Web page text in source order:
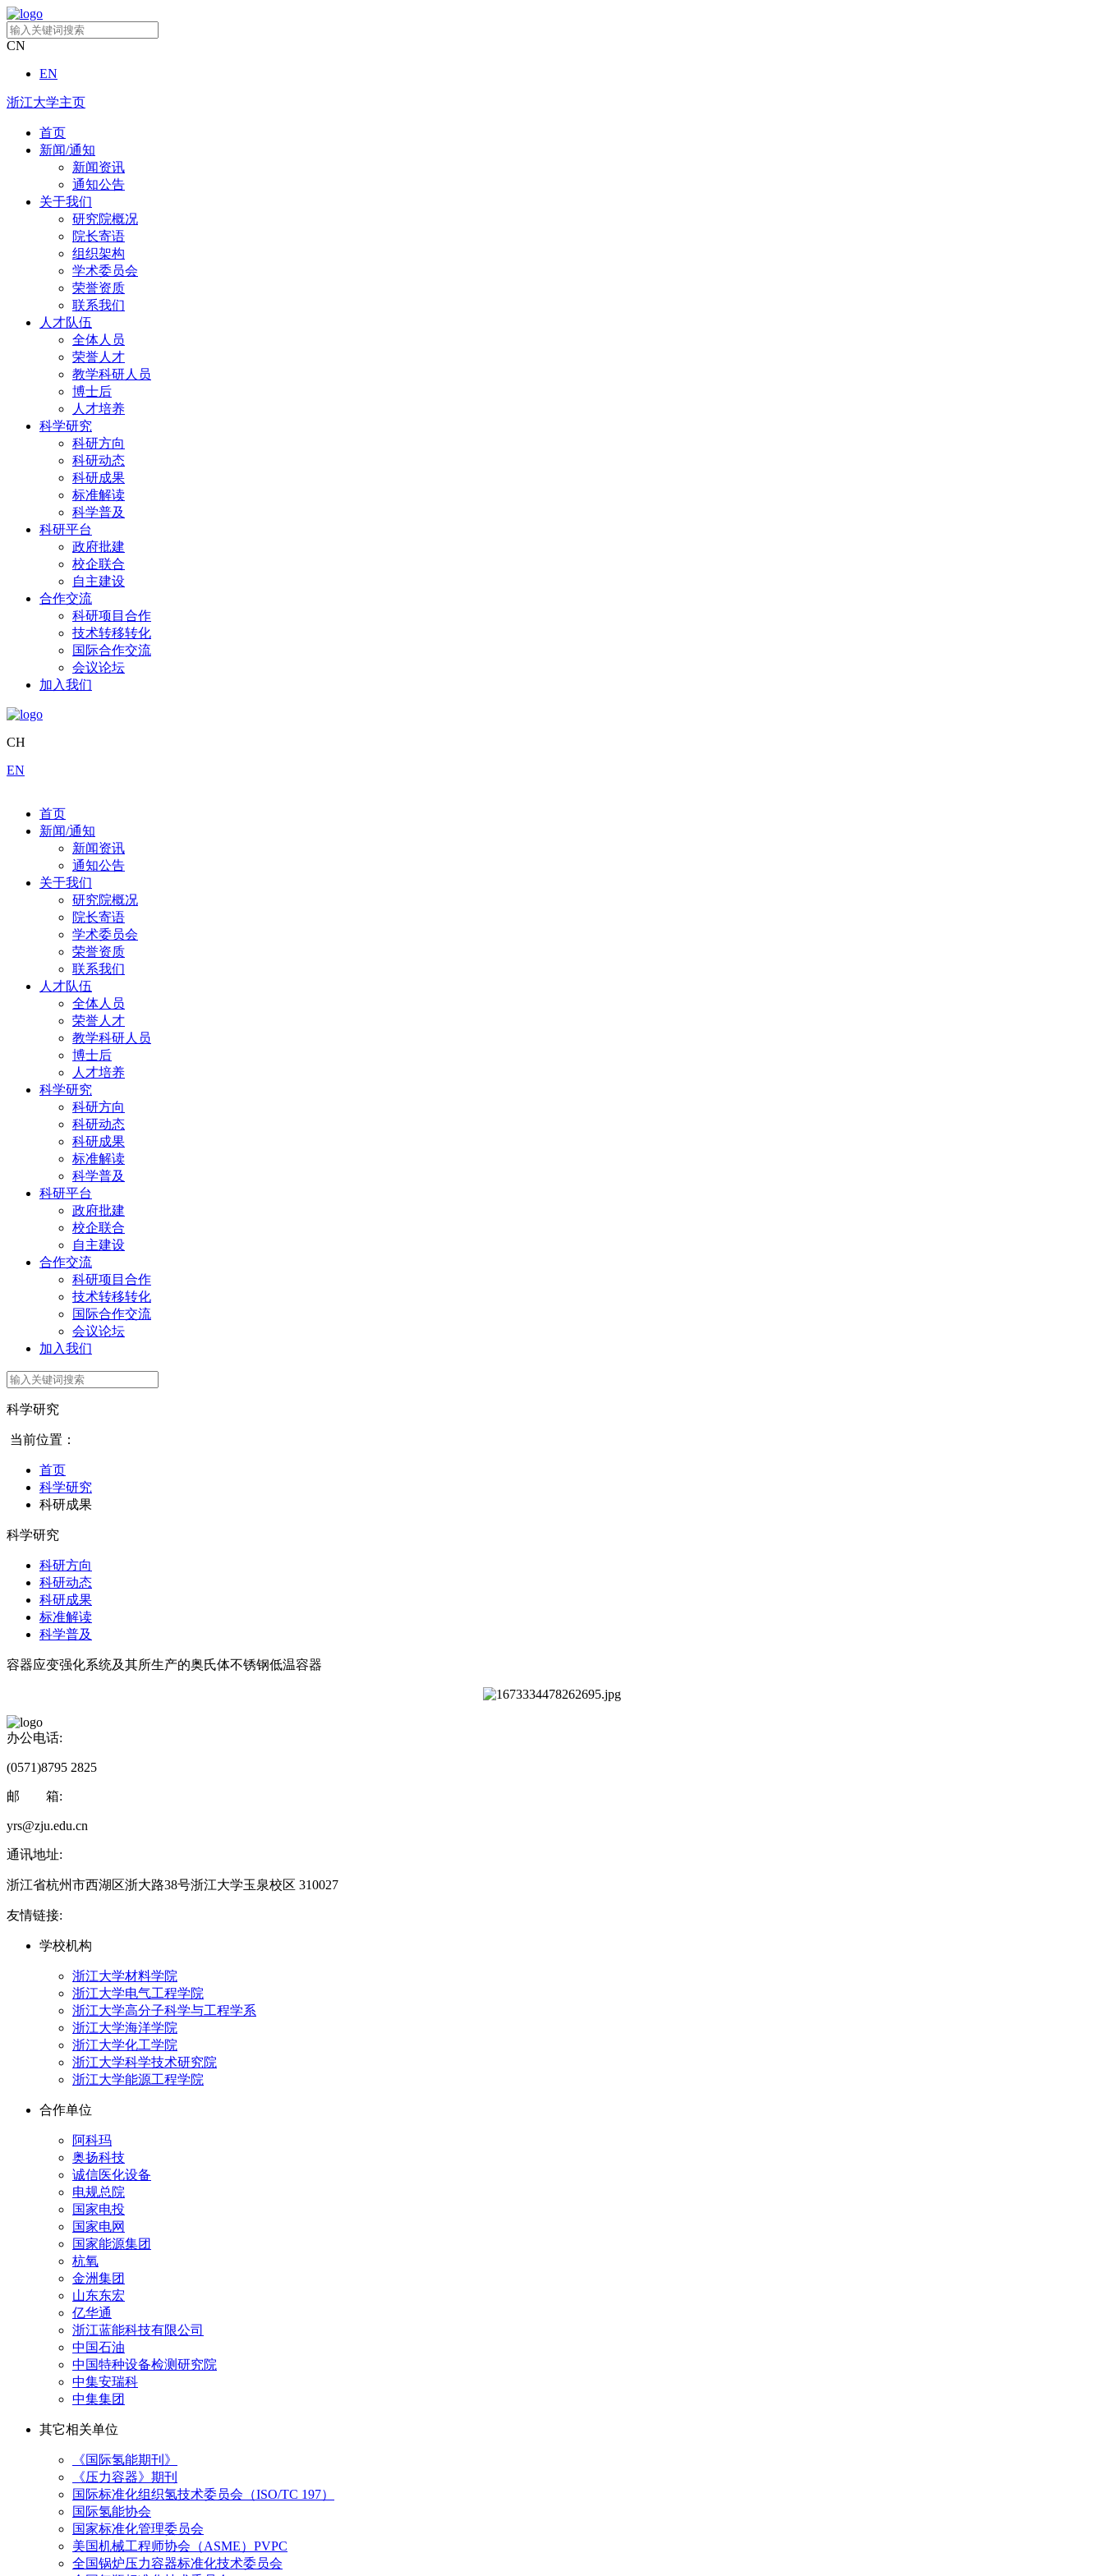
CN
EN
浙江大学主页
首页
新闻/通知
新闻资讯
通知公告
关于我们
研究院概况
院长寄语
组织架构
学术委员会
荣誉资质
联系我们
人才队伍
全体人员
荣誉人才
教学科研人员
博士后
人才培养
科学研究
科研方向
科研动态
科研成果
标准解读
科学普及
科研平台
政府批建
校企联合
自主建设
合作交流
科研项目合作
技术转移转化
国际合作交流
会议论坛
加入我们
CH
EN
首页
新闻/通知
新闻资讯
通知公告
关于我们
研究院概况
院长寄语
学术委员会
荣誉资质
联系我们
人才队伍
全体人员
荣誉人才
教学科研人员
博士后
人才培养
科学研究
科研方向
科研动态
科研成果
标准解读
科学普及
科研平台
政府批建
校企联合
自主建设
合作交流
科研项目合作
技术转移转化
国际合作交流
会议论坛
加入我们
科学研究
当前位置：
首页
科学研究
科研成果
科学研究
科研方向
科研动态
科研成果
标准解读
科学普及
容器应变强化系统及其所生产的奥氏体不锈钢低温容器
办公电话:
(0571)8795 2825
邮 箱:
yrs@zju.edu.cn
通讯地址:
浙江省杭州市西湖区浙大路38号浙江大学玉泉校区 310027
友情链接:
学校机构
浙江大学材料学院
浙江大学电气工程学院
浙江大学高分子科学与工程学系
浙江大学海洋学院
浙江大学化工学院
浙江大学科学技术研究院
浙江大学能源工程学院
合作单位
阿科玛
奥扬科技
诚信医化设备
电规总院
国家电投
国家电网
国家能源集团
杭氧
金洲集团
山东东宏
亿华通
浙江蓝能科技有限公司
中国石油
中国特种设备检测研究院
中集安瑞科
中集集团
其它相关单位
《国际氢能期刊》
《压力容器》期刊
国际标准化组织氢技术委员会（ISO/TC 197）
国际氢能协会
国家标准化管理委员会
美国机械工程师协会（ASME）PVPC
全国锅炉压力容器标准化技术委员会